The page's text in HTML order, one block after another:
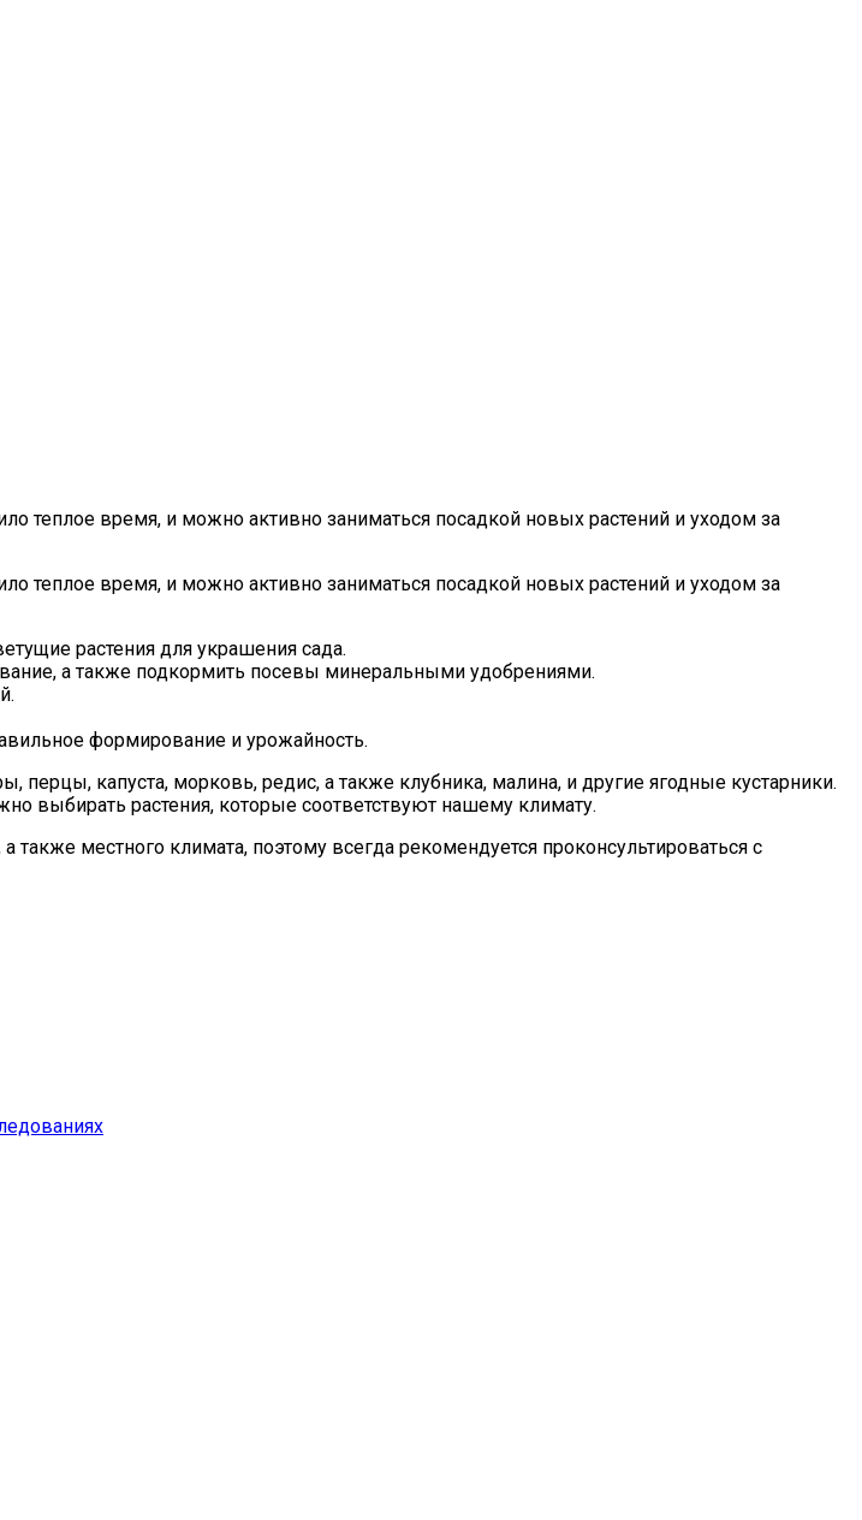
теплое время, и можно активно заниматься посадкой новых растений и уходом за
теплое время, и можно активно заниматься посадкой новых растений и уходом за
растения для украшения сада.
а также подкормить посевы минеральными удобрениями.
формирование и урожайность.
капуста, морковь, редис, а также клубника, малина, и другие ягодные кустарники.
выбирать растения, которые соответствуют нашему климату.
местного климата, поэтому всегда рекомендуется проконсультироваться с